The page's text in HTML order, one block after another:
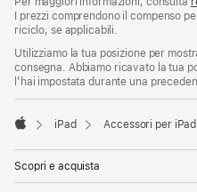
I prezzi comprendono il compenso
riciclo, se applicabili.
Utilizziamo la tua posizione per
consegna. Abbiamo ricavato la tua
l’hai impostata durante una
iPad Accessori per iPad
Scopri e acquista